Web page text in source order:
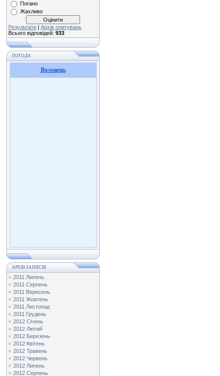
Погано
Жахливо
Результати | Архів опитувань
Всього відповідей: 933
ПОГОДА
Воловець
АРХІВ ЗАПИСІВ
2011 Липень
2011 Серпень
2011 Вересень
2011 Жовтень
2011 Листопад
2011 Грудень
2012 Січень
2012 Лютий
2012 Березень
2012 Квітень
2012 Травень
2012 Червень
2012 Липень
2012 Серпень